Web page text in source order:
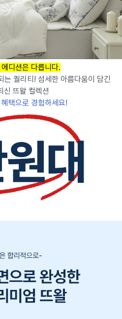
디션은 다릅니다.
는 퀄리티! 섬세한 아름다움이 담긴
신 뜨왈 컬렉션
택으로 경험하세요!